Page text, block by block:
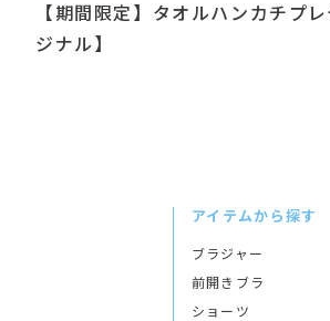
【期間限定】タオルハンカチプ
ジナル】
アイテムから探す
ブラジャー
前開きブラ
ショーツ